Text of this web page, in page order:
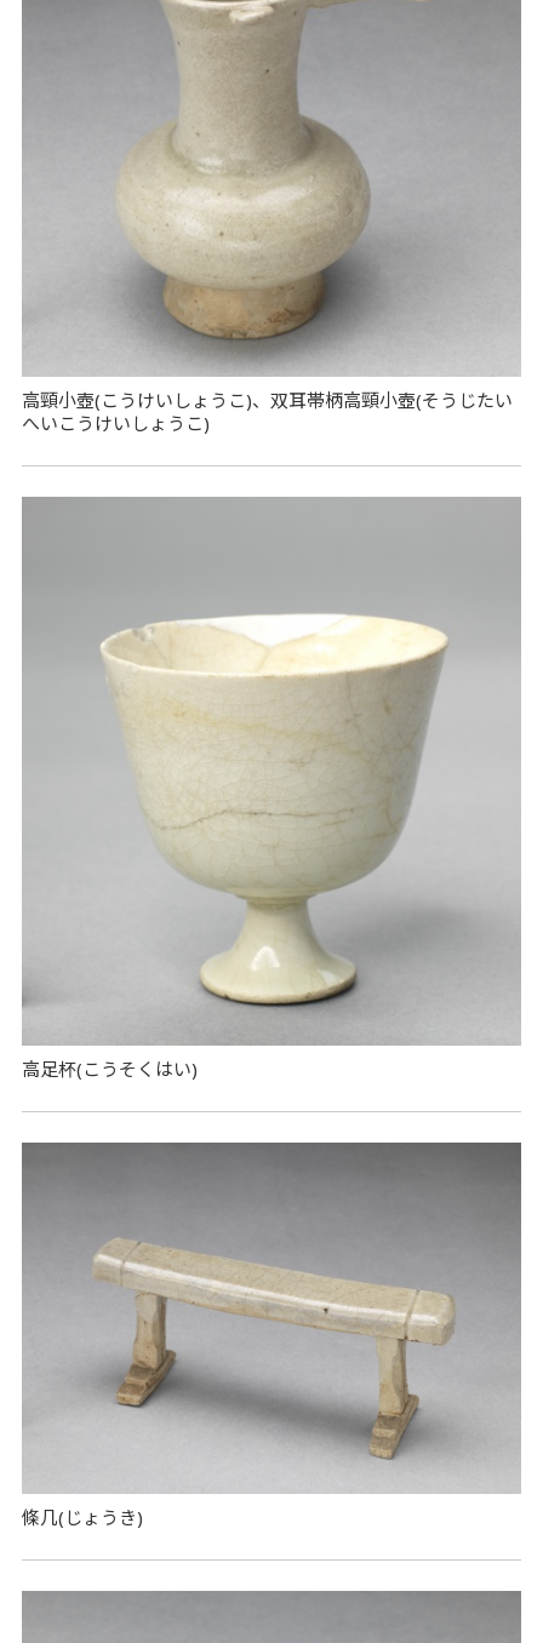
高頸小壺(こうけいしょうこ)、双耳帯柄高頸小壺(そうじたい
へいこうけいしょうこ)
高足杯(こうそくはい)
條几(じょうき)